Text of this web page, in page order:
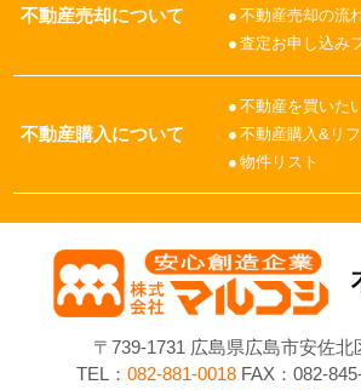
不動産売却について
不動産売却の流
査定お申し込み
不動産購入について
不動産を買いた
不動産購入&リ
物件リスト
〒739-1731 広島県広島市安佐北
TEL： 082-881-0018FAX：082-